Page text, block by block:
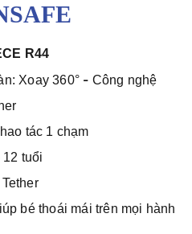
R44
Xoay 360° - Công nghệ
tác 1 chạm
tuổi
bé thoái mái trên mọi hành